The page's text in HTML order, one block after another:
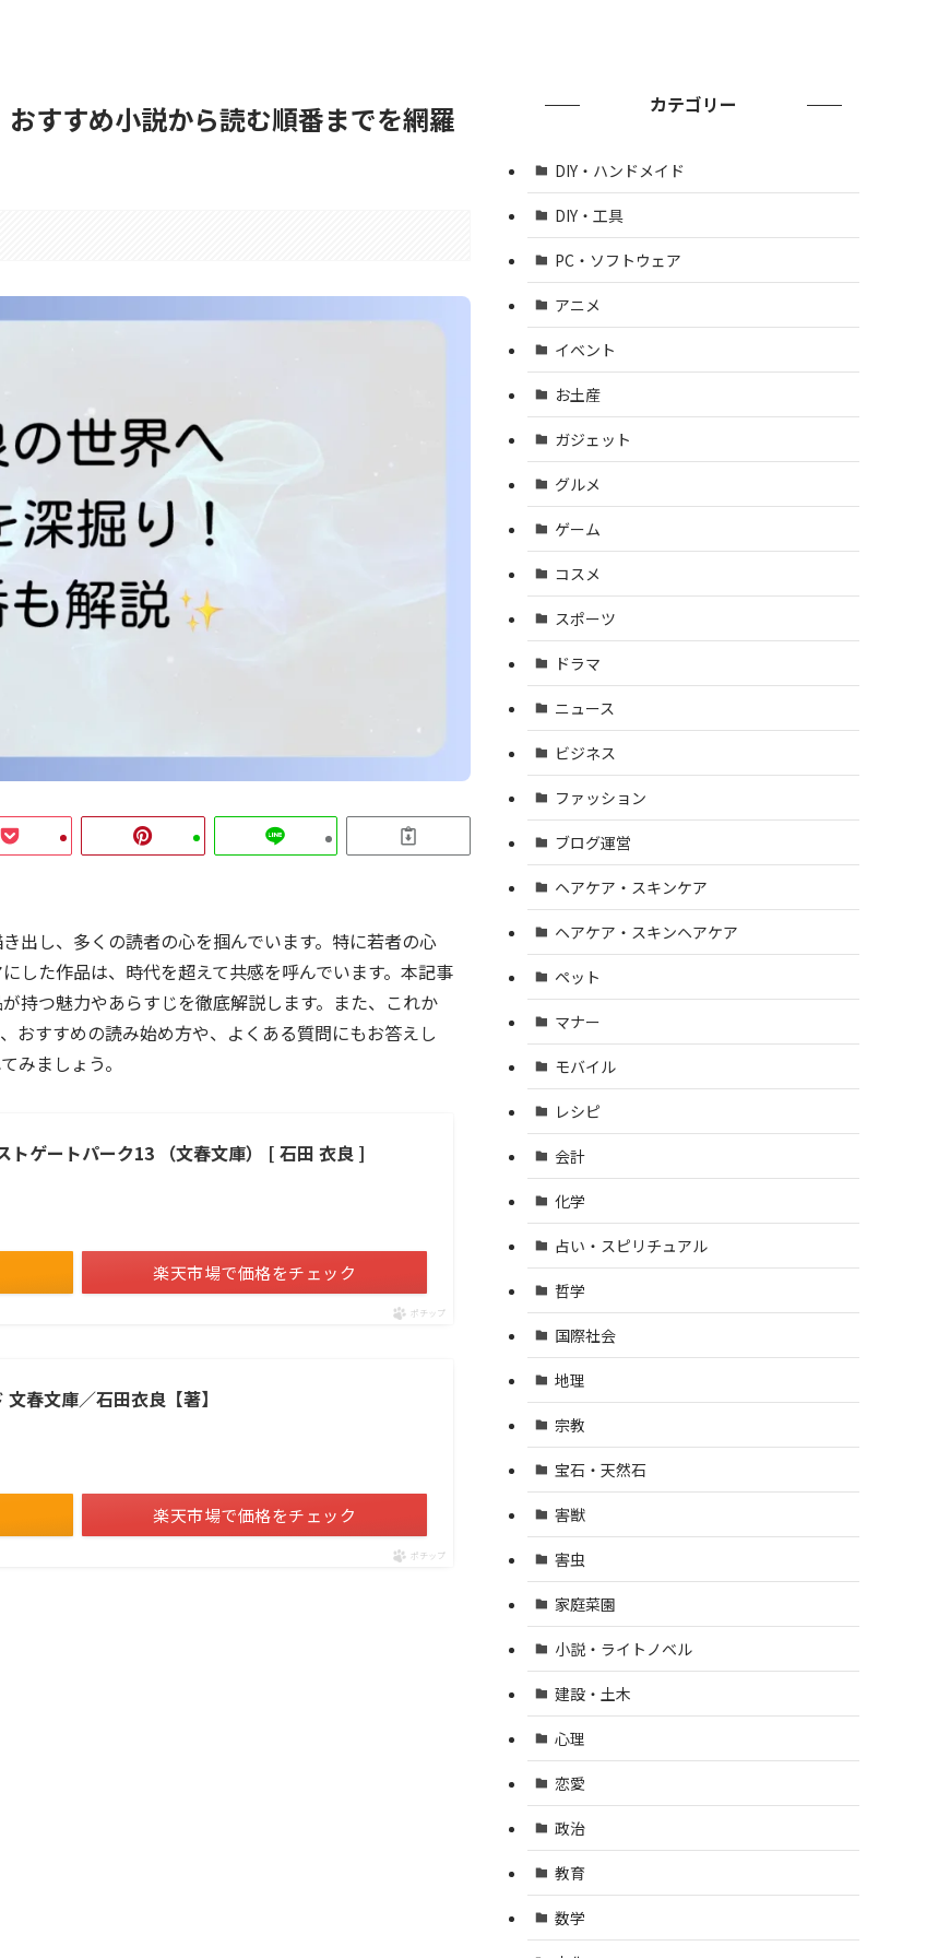
すすめ小説から読む順番までを網羅
出し、多くの読者の心を掴んでいます。特に若者の心
した作品は、時代を超えて共感を呼んでいます。本記事
持つ魅力やあらすじを徹底解説します。また、これか
おすすめの読み始め方や、よくある質問にもお答えし
みましょう。
トゲートパーク13 （文春文庫） [ 石田 衣良 ]
楽天市場で価格をチェック
ポチップ
春文庫／石田衣良【著】
楽天市場で価格をチェック
ポチップ
カテゴリー
DIY・ハンドメイド
DIY・工具
PC・ソフトウェア
アニメ
イベント
お土産
ガジェット
グルメ
ゲーム
コスメ
スポーツ
ドラマ
ニュース
ビジネス
ファッション
ブログ運営
ヘアケア・スキンケア
ヘアケア・スキンヘアケア
ペット
マナー
モバイル
レシピ
会計
化学
占い・スピリチュアル
哲学
国際社会
地理
宗教
宝石・天然石
害獣
害虫
家庭菜園
小説・ライトノベル
建設・土木
心理
恋愛
政治
教育
数学